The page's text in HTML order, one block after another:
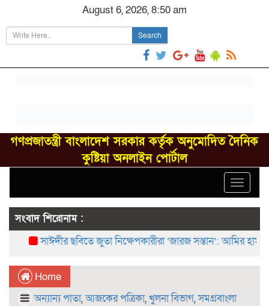
August 6, 2026, 8:50 am
Search
গণপ্রজাতন্ত্রী বাংলাদেশ সরকার কর্তৃক অনুমোদিত দৈনিক
কুষ্টিয়া অনলাইন পোর্টাল
Toggle
সংবাদ শিরোনাম :
সাঈদীর ছবিতে জুতা নিক্ষেপকারীরা ‘জারজ সন্তান’: আমির হামজা
Home
অন্যান্য পাতা,আজকের পত্রিকা,খুলনা বিভাগ,সমগ্রবাংলা